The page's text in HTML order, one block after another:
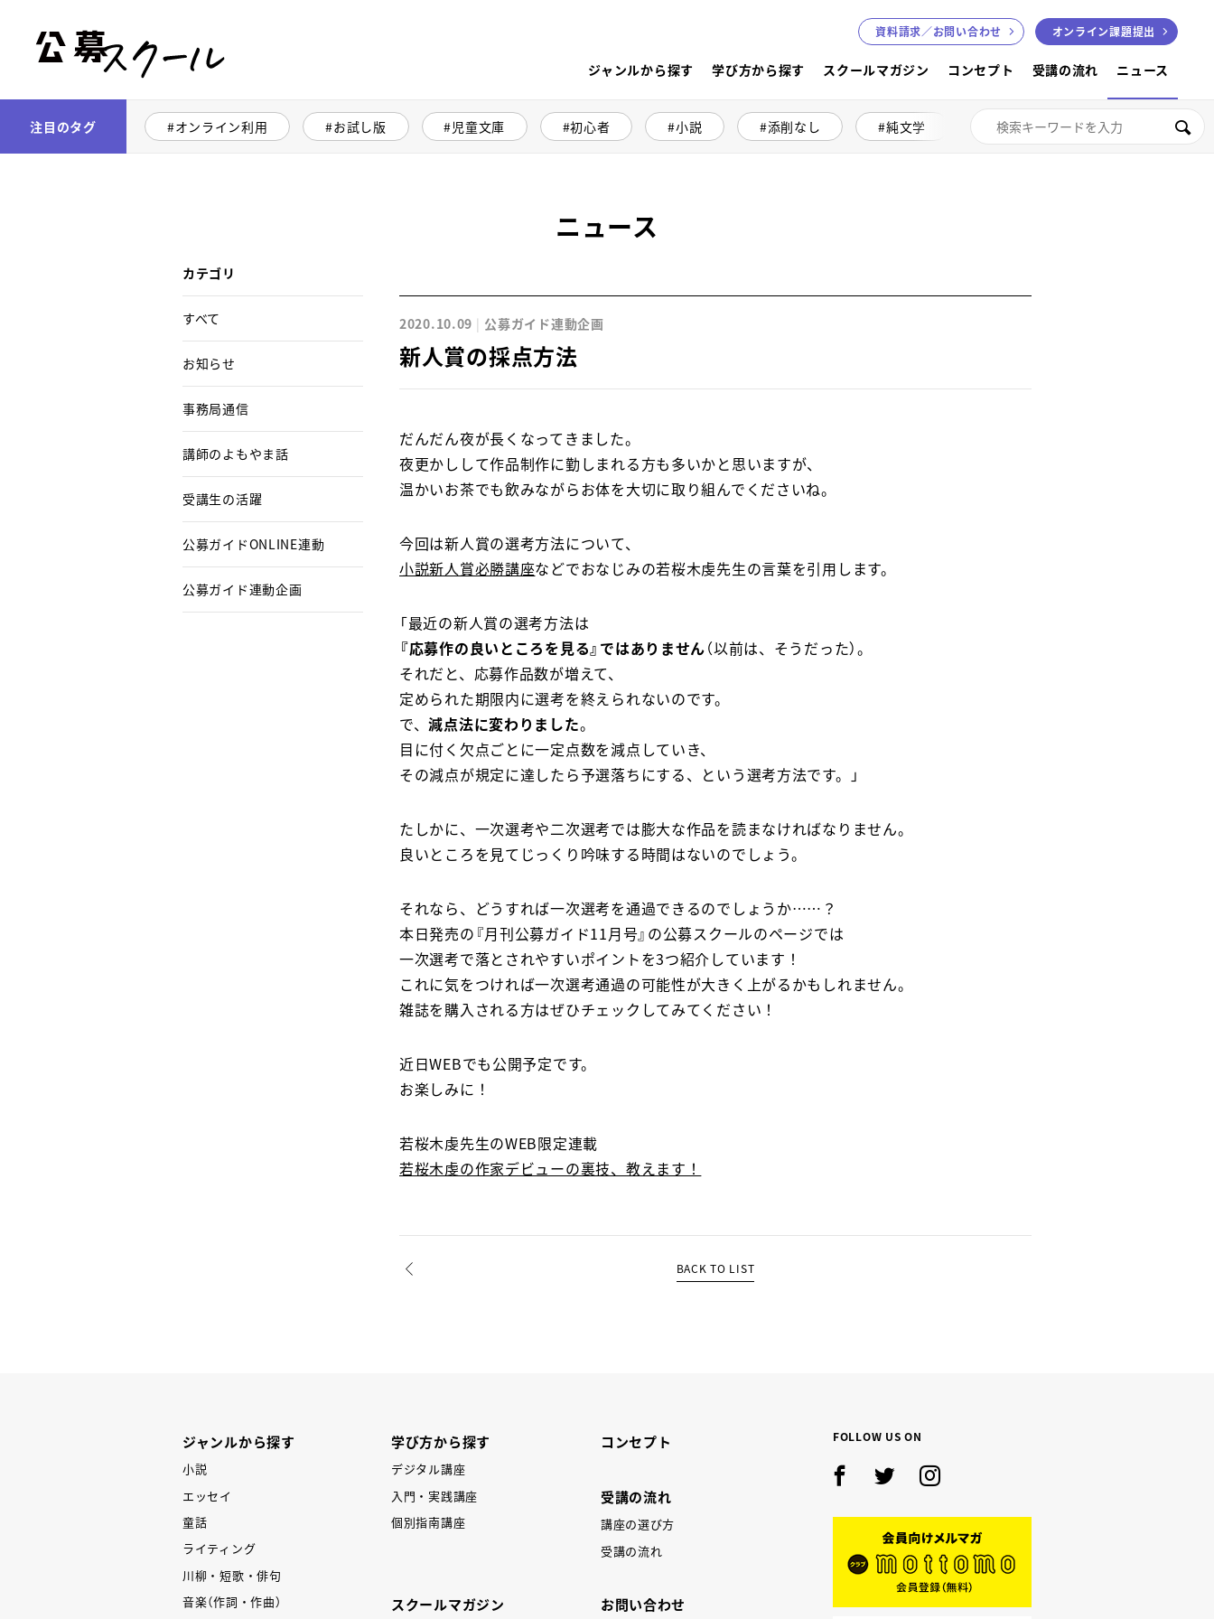
公募スクール
ジャンルから探す 学び方から探す スクールマガジン コンセプト 受講の流れ ニュース
資料請求／お問い合わせ オンライン課題提出
注目のタグ オンライン利用 お試し版 児童文庫 初心者 小説 添削なし 純文学 絵本講座 色鉛筆画
ニュース
カテゴリ
すべて
お知らせ
事務局通信
講師のよもやま話
受講生の活躍
公募ガイドONLINE連動
公募ガイド連動企画
2020.10.09 公募ガイド連動企画
新人賞の採点方法
だんだん夜が長くなってきました。
夜更かしして作品制作に勤しまれる方も多いかと思いますが、
温かいお茶でも飲みながらお体を大切に取り組んでくださいね。
今回は新人賞の選考方法について、
小説新人賞必勝講座などでおなじみの若桜木虔先生の言葉を引用します。
「最近の新人賞の選考方法は
『応募作の良いところを見る』ではありません（以前は、そうだった）。
それだと、応募作品数が増えて、
定められた期限内に選考を終えられないのです。
で、減点法に変わりました。
目に付く欠点ごとに一定点数を減点していき、
その減点が規定に達したら予選落ちにする、という選考方法です。」
たしかに、一次選考や二次選考では膨大な作品を読まなければなりません。
良いところを見てじっくり吟味する時間はないのでしょう。
それなら、どうすれば一次選考を通過できるのでしょうか……？
本日発売の『月刊公募ガイド11月号』の公募スクールのページでは
一次選考で落とされやすいポイントを3つ紹介しています！
これに気をつければ一次選考通過の可能性が大きく上がるかもしれません。
雑誌を購入される方はぜひチェックしてみてください！
近日WEBでも公開予定です。
お楽しみに！
若桜木虔先生のWEB限定連載
若桜木虔の作家デビューの裏技、教えます！
BACK TO LIST
ジャンルから探す
小説
エッセイ
童話
ライティング
川柳・短歌・俳句
音楽（作詞・作曲）
学び方から探す
デジタル講座
入門・実践講座
個別指南講座
スクールマガジン
コンセプト
受講の流れ
講座の選び方
受講の流れ
お問い合わせ
FOLLOW US ON
Facebook
TwitterInstagram